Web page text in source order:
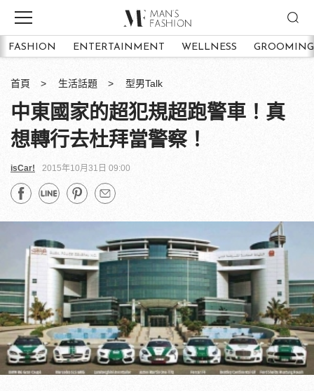
FASHION ENTERTAINMENT WELLNESS GROOMING
首頁 生活話題 型男Talk
中東國家的超犯規超跑警車！真
想轉行去杜拜當警察！
isCar! 2015年10月31日 09:00